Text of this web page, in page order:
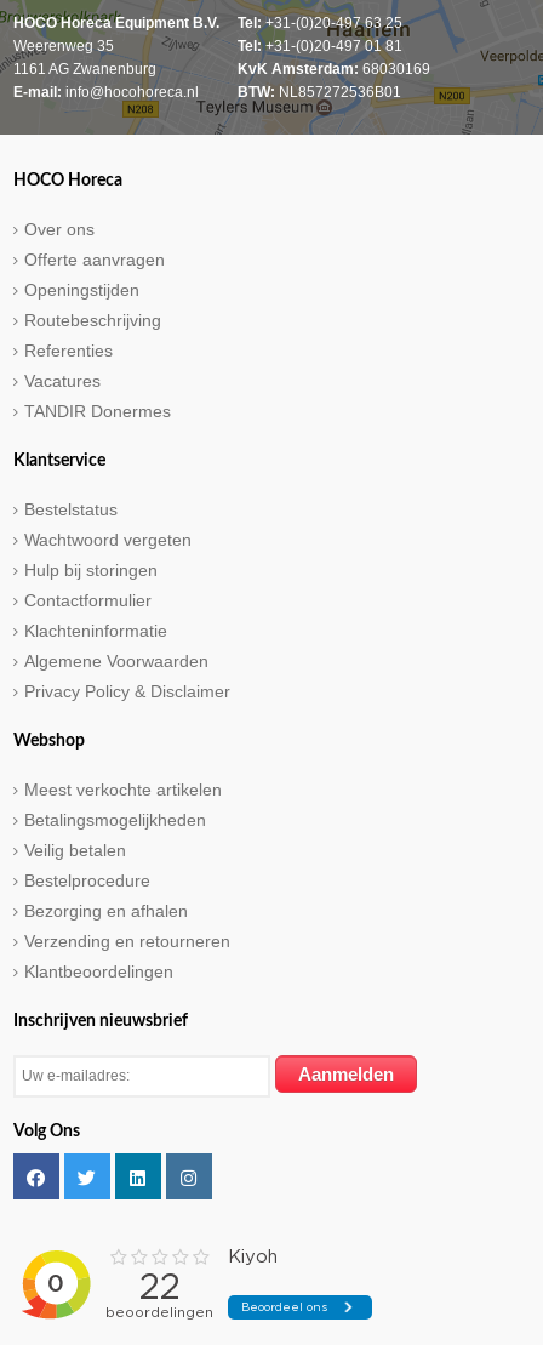
HOCO Horeca Equipment B.V.
Weerenweg 35
1161 AG Zwanenburg
E-mail: info@hocohoreca.nl
Tel: +31-(0)20-497 63 25
Tel:+31-(0)20-497 01 81
KvK Amsterdam: 68030169
BTW: NL857272536B01
HOCO Horeca
Over ons
Offerte aanvragen
Openingstijden
Routebeschrijving
Referenties
Vacatures
TANDIR Donermes
Klantservice
Bestelstatus
Wachtwoord vergeten
Hulp bij storingen
Contactformulier
Klachteninformatie
Algemene Voorwaarden
Privacy Policy & Disclaimer
Webshop
Meest verkochte artikelen
Betalingsmogelijkheden
Veilig betalen
Bestelprocedure
Bezorging en afhalen
Verzending en retourneren
Klantbeoordelingen
Inschrijven nieuwsbrief
Volg Ons